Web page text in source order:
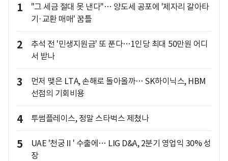
1
"그 세금 절대 못 낸다"… 양도세 공포에 '제자리 갈아타
기·교환 매매' 꿈틀
2
추석 전 '민생지원금' 또 푼다…1인당 최대 50만원 어디
서 받나
3
먼저 맺은 LTA, 손해로 돌아올까… SK하이닉스, HBM
선점의 기회비용
4 투썸플레이스, 정말 스타벅스 제쳤나
5
UAE '천궁Ⅱ' 수출에… LIG D&A, 2분기 영업익 30% 성
장